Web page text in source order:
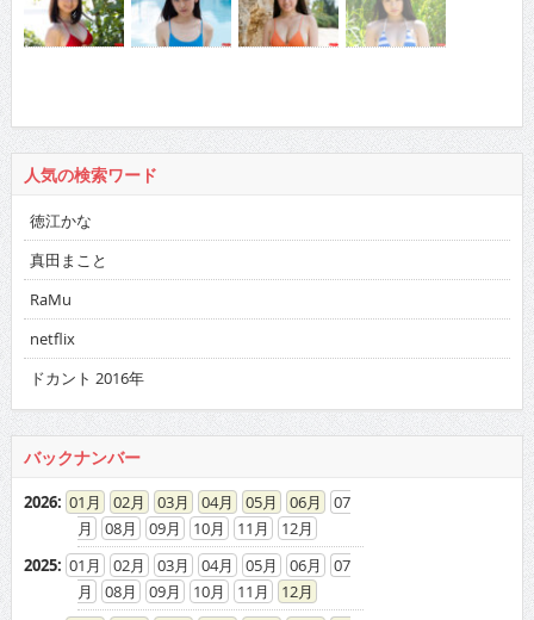
人気の検索ワード
徳江かな
真田まこと
RaMu
netflix
ドカント 2016年
バックナンバー
2026: 01 02 03 04 05 06
07
08
09 10 11
12
2025: 01 02 03 04 05 06
07
08
09 10 11
12